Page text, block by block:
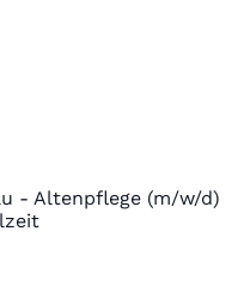
- Altenpflege (m/w/d)